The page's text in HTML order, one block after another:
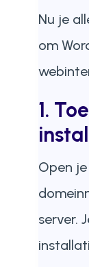
Nu je
om
1.
Open
server.